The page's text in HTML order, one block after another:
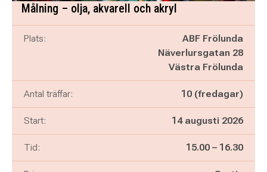
Målning – olja, akvarell och akryl
Plats:
ABF Frölunda
Näverlursgatan 28
Västra Frölunda
Antal träffar: 10 (fredagar)
Start: 14 augusti 2026
Tid: Pågår mellan
15.00 – och
16.30